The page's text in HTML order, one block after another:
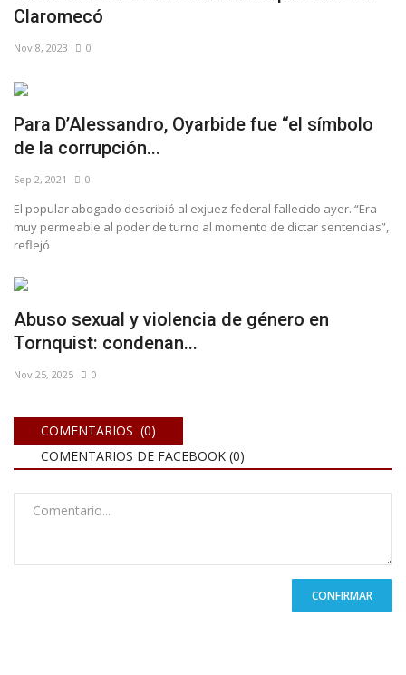
Claromecó
Nov 8, 2023 0
Para D’Alessandro, Oyarbide fue “el símbolo
de la corrupción...
Sep 2, 2021 0
El popular abogado describió al exjuez federal fallecido ayer. “Era
muy permeable al poder de turno al momento de dictar sentencias”,
reflejó
Abuso sexual y violencia de género en
Tornquist: condenan...
Nov 25, 2025 0
COMENTARIOS (0)
COMENTARIOS DE FACEBOOK (0)
CONFIRMAR